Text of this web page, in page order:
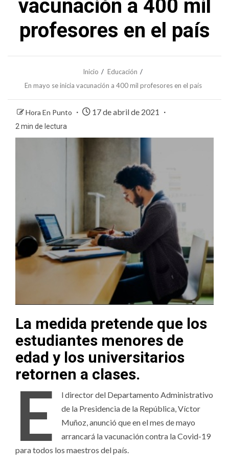
vacunación a 400 mil
profesores en el país
Inicio
Educación
En mayo se inicia vacunación a 400 mil profesores en el país
Hora En Punto 17 de abril de 2021
2 min de lectura
La medida pretende que los
estudiantes menores de
edad y los universitarios
retornen a clases.
E
l director del Departamento Administrativo
de la Presidencia de la República, Víctor
Muñoz, anunció que en el mes de mayo
arrancará la vacunación contra la Covid-19
para todos los maestros del país.